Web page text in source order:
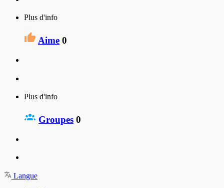
Plus d'info
Aime 0
Plus d'info
Groupes 0
Langue